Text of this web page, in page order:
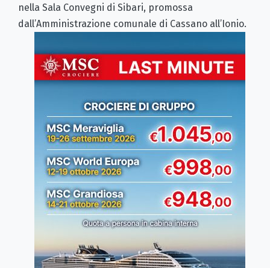
nella Sala Convegni di Sibari, promossa
dall’Amministrazione comunale di Cassano all’Ionio.